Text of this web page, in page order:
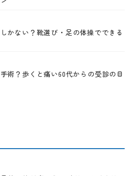
かない？靴選び・足の体操でできる
術？歩くと痛い60代からの受診の目